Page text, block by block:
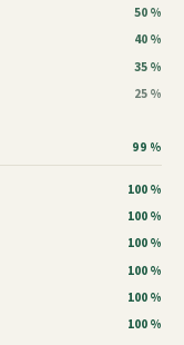
50 %
40 %
35 %
25 %
99 %
100 %
100 %
100 %
100 %
100 %
100 %